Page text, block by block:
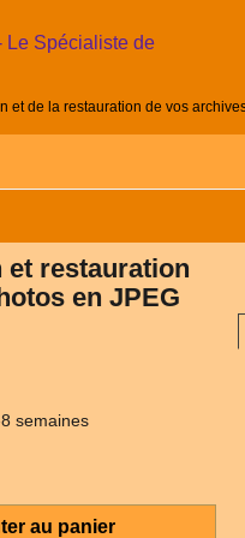
et de la restauration de vos
et restauration
en JPEG
semaines
au panier